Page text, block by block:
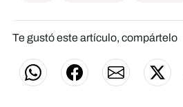
Te gustó este artículo, compártelo